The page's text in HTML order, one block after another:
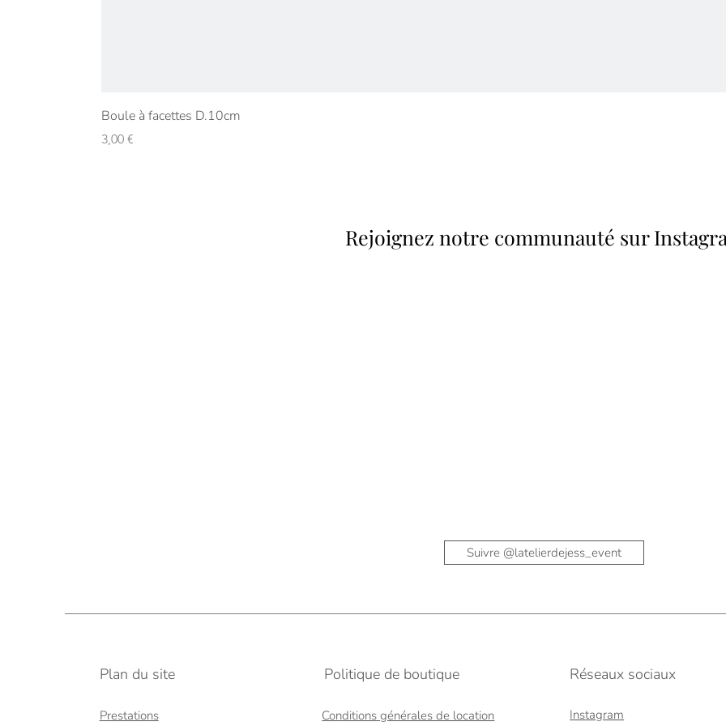
Boule à facettes D.10cm
Prix
3,00 €
Rejoignez notre communauté sur
Suivre @latelierdejess_event
Plan du site
Prestations
Politique de boutique
Conditions générales de location
Réseaux sociaux
Instagram